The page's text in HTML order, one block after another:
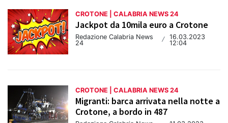
CROTONE | CALABRIA NEWS 24
Jackpot da 10mila euro a Crotone
Redazione Calabria News
24
/ 16.03.2023
12:04
CROTONE | CALABRIA NEWS 24
Migranti: barca arrivata nella notte a
Crotone, a bordo in 487